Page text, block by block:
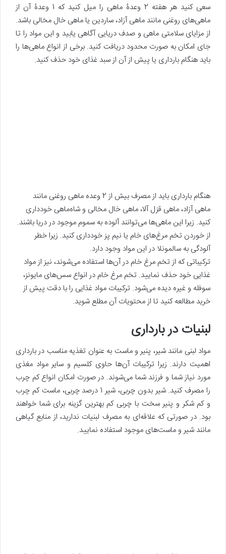
سعی کنید هر هفته 2 وعدۀ ماهی را میل کنید که 1 وعدۀ آن از
ماهی‌های روغنی مانند ماهی آزاد، ساردین یا ماهی خال مخالی باشد.
از مزایای سلامتی ماهی و صدف دریایی آگاهی یابید و این مواد را تا
جای امکان به صورت محدود دریافت کنید. برخی از انواع ماهی‌ها را
باید هنگام بارداری یا پیش از آن از سبد غذای خود حذف کنید.
هنگام بارداری باید از مصرف بیش از 2 وعده ماهی روغنی مانند
ماهی آزاد، ماهی قزل آلا، ماهی خال مخالی و شاه‌ماهی خودداری
کنید. زیرا این ماهی‌ها می‌توانند آلوده به سموم موجود در دریا باشند.
از خوردن تخم مرغ‌های خام یا نیم پز خودداری کنید. زیرا خطر
آلودگی به سالمونلا در این مواد وجود دارد.
ترکیباتی که از تخم مرغ خام در آن‌ها استفاده می‌شوند، نیز از مواد
غذایی خود حذف نمایید. تخم مرغ خام در انواع سس‌های مایونز،
سوفله و غیره دیده می‌شود. ترکیبات مواد غذایی را با دقت پیش از
خرید مطالعه کنید تا از محتویات آن مطلع شوید.
لبنیات در بارداری
مواد لبنی مانند شیر، پنیر و ماست به عنوان تغذیه مناسب در بارداری
اهمیت دارند. زیرا ترکیبات آن‌ها حاوی کلسیم و سایر مواد مغذی
مورد نیاز شما و فرزند شما می‌شوند. در صورت امکان انواع کم چرب
را مصرف کنید. شیر بدون چربی، شیر 1 درصد چربی، ماست کم چرب
و کم شکر و پنیر سخت با چربی کم بهترین گزینه برای شما خواهند
بود. در صورتی که علاقه‌ای به مصرف لبنیات ندارید، از منابع گیاهی
مانند شیر و ماست‌های موجود استفاده نمایید.